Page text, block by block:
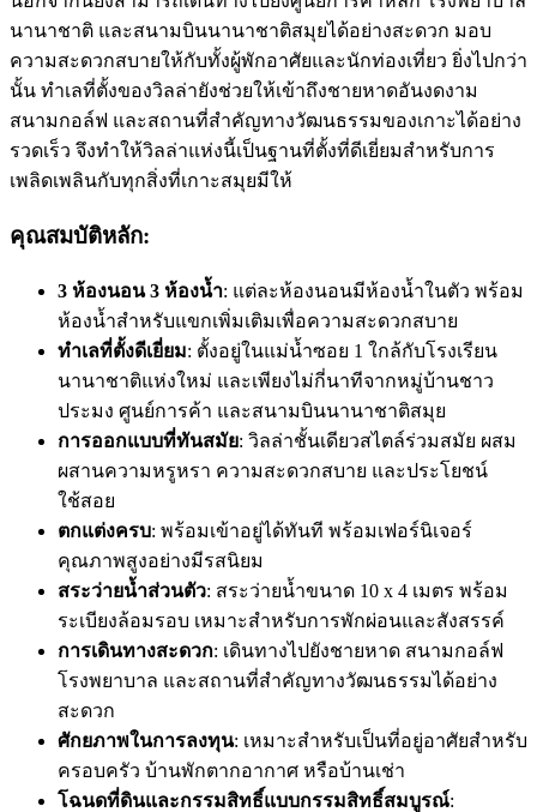
นานาชาติ และสนามบินนานาชาติสมุยได้อย่างสะดวก มอบ
ความสะดวกสบายให้กับทั้งผู้พักอาศัยและนักท่องเที่ยว ยิ่งไปกว่า
นั้น ทำเลที่ตั้งของวิลล่ายังช่วยให้เข้าถึงชายหาดอันงดงาม
สนามกอล์ฟ และสถานที่สำคัญทางวัฒนธรรมของเกาะได้อย่าง
รวดเร็ว จึงทำให้วิลล่าแห่งนี้เป็นฐานที่ตั้งที่ดีเยี่ยมสำหรับการ
เพลิดเพลินกับทุกสิ่งที่เกาะสมุยมีให้
คุณสมบัติหลัก:
3 ห้องนอน 3 ห้องน้ำ: แต่ละห้องนอนมีห้องน้ำในตัว พร้อม
ห้องน้ำสำหรับแขกเพิ่มเติมเพื่อความสะดวกสบาย
ทำเลที่ตั้งดีเยี่ยม: ตั้งอยู่ในแม่น้ำซอย 1 ใกล้กับโรงเรียน
นานาชาติแห่งใหม่ และเพียงไม่กี่นาทีจากหมู่บ้านชาว
ประมง ศูนย์การค้า และสนามบินนานาชาติสมุย
การออกแบบที่ทันสมัย: วิลล่าชั้นเดียวสไตล์ร่วมสมัย ผสม
ผสานความหรูหรา ความสะดวกสบาย และประโยชน์
ใช้สอย
ตกแต่งครบ: พร้อมเข้าอยู่ได้ทันที พร้อมเฟอร์นิเจอร์
คุณภาพสูงอย่างมีรสนิยม
สระว่ายน้ำส่วนตัว: สระว่ายน้ำขนาด 10 x 4 เมตร พร้อม
ระเบียงล้อมรอบ เหมาะสำหรับการพักผ่อนและสังสรรค์
การเดินทางสะดวก: เดินทางไปยังชายหาด สนามกอล์ฟ
โรงพยาบาล และสถานที่สำคัญทางวัฒนธรรมได้อย่าง
สะดวก
ศักยภาพในการลงทุน: เหมาะสำหรับเป็นที่อยู่อาศัยสำหรับ
ครอบครัว บ้านพักตากอากาศ หรือบ้านเช่า
โฉนดที่ดินและกรรมสิทธิ์แบบกรรมสิทธิ์สมบูรณ์: